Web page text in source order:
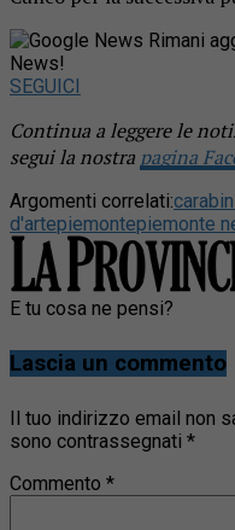
Rimani
News!
SEGUICI
Continua a leggere le
segui la nostra pagina
Argomenti correlati:
d'artepiemontepiemonte
E tu cosa ne pensi?
Lascia un commento
Il tuo indirizzo email non
sono contrassegnati *
Commento *